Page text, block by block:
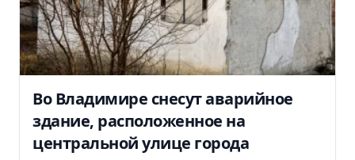
Во Владимире снесут аварийное
здание, расположенное на
центральной улице города